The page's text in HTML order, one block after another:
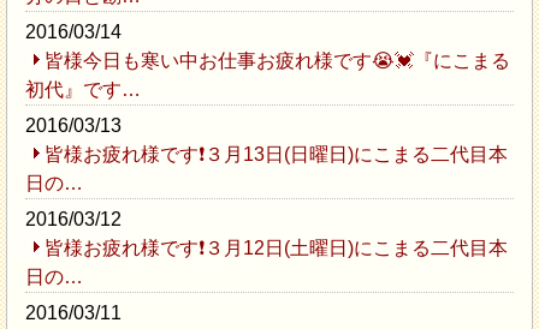
2016/03/14
皆様今日も寒い中お仕事お疲れ様です😭💓『にこまる
初代』です…
2016/03/13
皆様お疲れ様です❗３月13日(日曜日)にこまる二代目本
日の…
2016/03/12
皆様お疲れ様です❗３月12日(土曜日)にこまる二代目本
日の…
2016/03/11